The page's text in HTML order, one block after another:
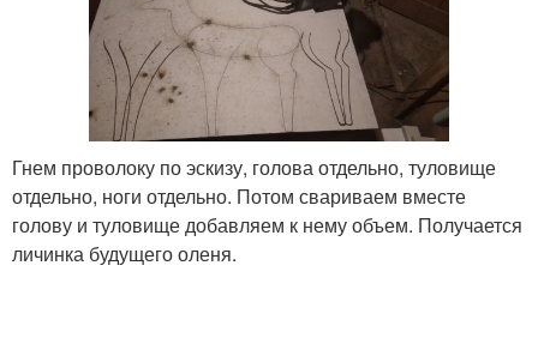
Гнем проволоку по эскизу, голова отдельно, туловище
отдельно, ноги отдельно. Потом свариваем вместе
голову и туловище добавляем к нему объем. Получается
личинка будущего оленя.